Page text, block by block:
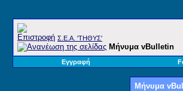
Σ.E.A. 'ΤΗΘΥΣ'
Μήνυμα vBulletin
Εγγραφή
Μήνυμα